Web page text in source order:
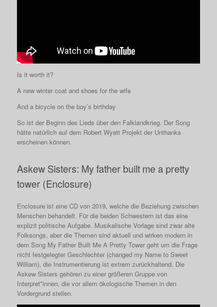
Is it worth it?
A new winter coat and shoes for the wife
And a bicycle on the boy’s birthday
So ist der Beginn des Lieds über den Falklandkrieg. Der Song
hätte natürlich auf dem Robert Wyatt Projekt der Unthanks
erscheinen können.
Askew Sisters: My father built me a pretty
tower (Enclosure)
Enclosure ist eine CD von 2019, welche die Beziehung zwischen
Menschen behandelt. Für die beiden Schwestern ist das eine
explizit politische Aufgabe. Musikalische Vorlage sind zwar alte
Folksongs, aber die Themen sind aktuell und wirken modern in
dem Song My Father Built Me A Pretty Tower geht um die Frage
nicht festgelegter Geschlechter (changed my Name to Sweet
William), die Instrumentierung ist extrem zurückhaltend. Die
Askew Sisters gehören zu einer größeren Gruppe von
Interpret*innen, die vor allem ökologische Themen in den
Vordergrund stellen.